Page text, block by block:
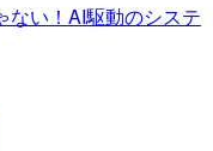
ない！AI駆動のシステ